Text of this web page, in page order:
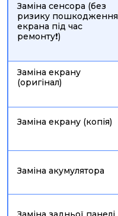
Заміна сенсора (без
ризику пошкодження
екрана під час
ремонту❗)
Заміна екрану
(оригінал)
Заміна екрану (копія)
Заміна акумулятора